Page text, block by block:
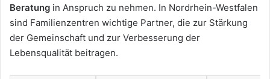
Beratung in Anspruch zu nehmen. In Nordrhein-Westfalen
sind Familienzentren wichtige Partner, die zur Stärkung
der Gemeinschaft und zur Verbesserung der
Lebensqualität beitragen.